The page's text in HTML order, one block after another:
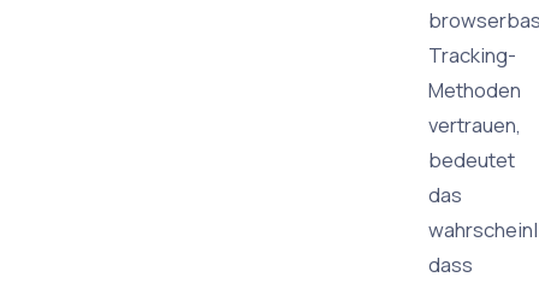
Tracking-
Methoden
vertrauen,
bedeutet
das
dass